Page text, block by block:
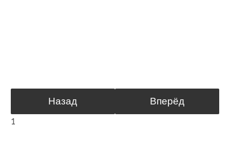
Назад Вперёд
1